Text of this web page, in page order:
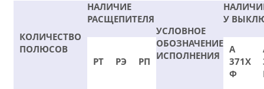
КОЛИЧЕСТВО
ПОЛЮСОВ
НАЛИЧИЕ
РАСЩЕПИТЕЛЯ
УСЛОВНОЕ
ОБОЗНАЧЕНИЕ
ИСПОЛНЕНИЯ
У
РТ РЭ РП
А
371Х
Ф